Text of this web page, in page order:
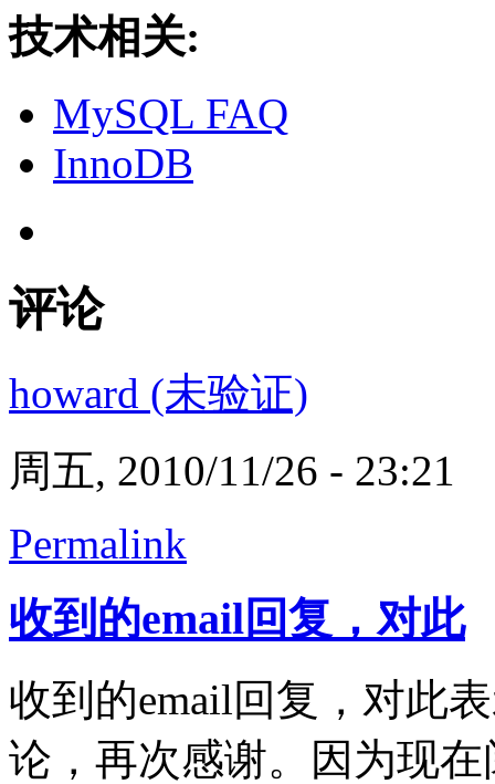
技术相关:
MySQL FAQ
InnoDB
评论
howard (未验证)
周五, 2010/11/26 - 23:21
Permalink
收到的email回复，对此
收到的email回复，对此
论，再次感谢。因为现